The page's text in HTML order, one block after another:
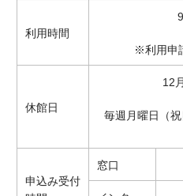
利用時間
※利用申
休館日
12
毎週月曜日（
申込み受付
窓口